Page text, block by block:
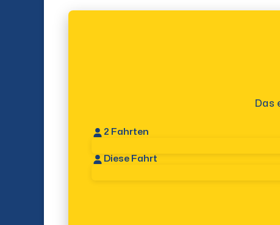
Das
2 Fahrten
Diese Fahrt